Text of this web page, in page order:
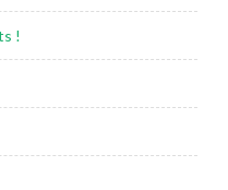
!